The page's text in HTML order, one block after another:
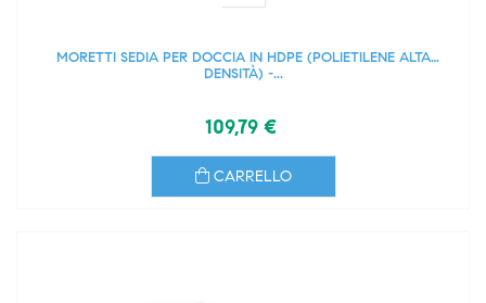
MORETTI SEDIA PER DOCCIA IN HDPE (POLIETILENE ALTA
DENSITÀ) -...
109,79 €
CARRELLO